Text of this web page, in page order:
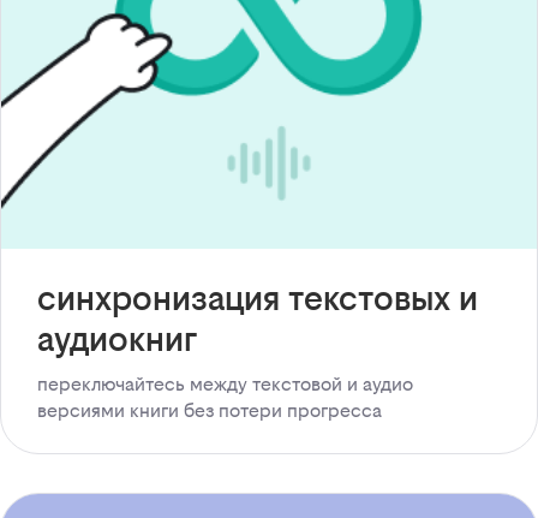
синхронизация текстовых и
аудиокниг
переключайтесь между текстовой и аудио
версиями книги без потери прогресса